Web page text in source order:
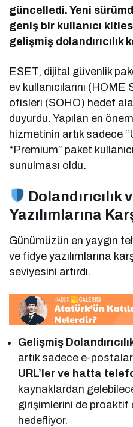
güncelledi. Yeni
geniş bir kullanıcı
gelişmiş dolandırıcılık
ESET, dijital güvenlik
ev kullanıcılarını
ofisleri (SOHO) hedef
duyurdu. Yapılan en
hizmetinin artık sadece
“Premium” paket
sunulması oldu.
Dolandırıcılık
Yazılımlarına
Günümüzün en yaygın
ve fidye yazılımlarına
seviyesini artırdı.
Gelişmiş
artık sadece e-
URL’ler ve hatta
kaynaklardan
girişimlerini de proaktif
hedefliyor.